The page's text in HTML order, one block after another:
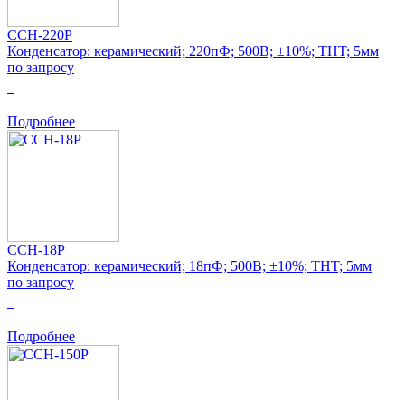
CCH-220P
Конденсатор: керамический; 220пФ; 500В; ±10%; THT; 5мм
по запросу
Подробнее
CCH-18P
Конденсатор: керамический; 18пФ; 500В; ±10%; THT; 5мм
по запросу
Подробнее